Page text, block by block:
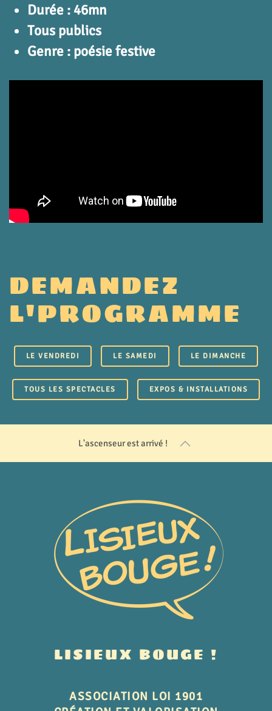
Durée : 46mn
Tous publics
Genre : poésie festive
DEMANDEZ
L'PROGRAMME
LE VENDREDI LE SAMEDI LE DIMANCHE
TOUS LES SPECTACLES EXPOS & INSTALLATIONS
L'ascenseur est arrivé !
LISIEUX BOUGE !
ASSOCIATION LOI 1901